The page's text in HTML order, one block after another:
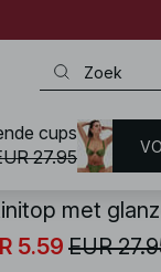
/ Zwemkleding
met
5.59 EUR
cups
27.95